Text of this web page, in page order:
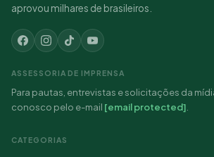
aprovou milhares de brasileiros.
ASSESSORIA DE IMPRENSA
Para pautas, entrevistas e solicitações da
conosco pelo e-mail [email protected]
CATEGORIAS